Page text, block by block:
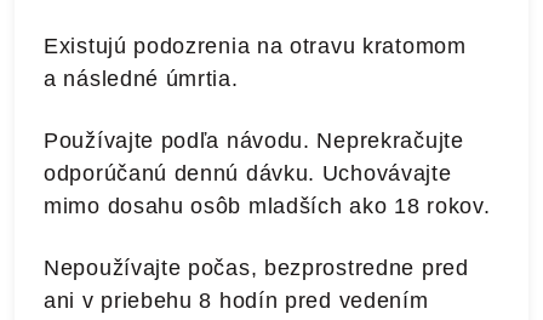
Existujú podozrenia na otravu kratomom
a následné úmrtia.
Používajte podľa návodu. Neprekračujte
odporúčanú dennú dávku. Uchovávajte
mimo dosahu osôb mladších ako 18 rokov.
Nepoužívajte počas, bezprostredne pred
ani v priebehu 8 hodín pred vedením